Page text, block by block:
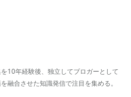
10年経験後、独立してブロガーとして
融合させた知識発信で注目を集める。